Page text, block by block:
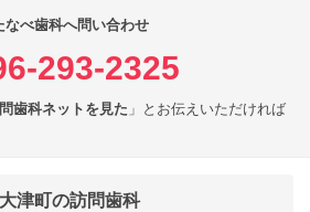
なべ歯科へ問い合わせ
293-2325
歯科ネットを見た 」とお伝えいただければ
津町の訪問歯科